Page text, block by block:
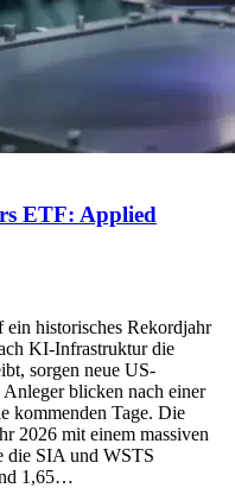
ETF: Applied
historisches Rekordjahr
KI-Infrastruktur die
sorgen neue US-
blicken nach einer
kommenden Tage. Die
2026 mit einem massiven
die SIA und WSTS
1,65…